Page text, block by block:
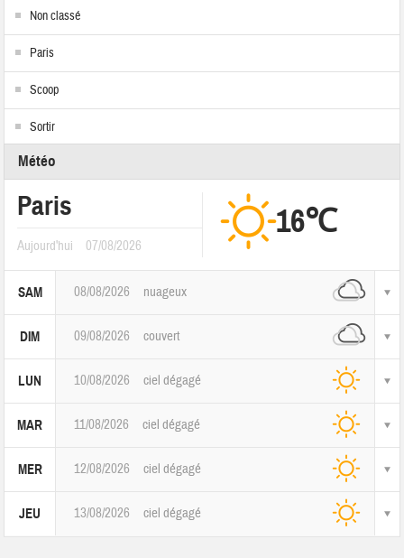
Non classé
Paris
Scoop
Sortir
Météo
Paris
Aujourd'hui 07/08/2026
16℃
SAM 08/08/2026 nuageux
DIM 09/08/2026 couvert
LUN 10/08/2026 ciel dégagé
MAR 11/08/2026 ciel dégagé
MER 12/08/2026 ciel dégagé
JEU 13/08/2026 ciel dégagé